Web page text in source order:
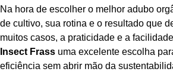
Na hora de escolher o melhor adubo
de cultivo, sua rotina e o resultado que
muitos casos, a praticidade e a
Insect Frass uma excelente escolha
eficiência sem abrir mão da